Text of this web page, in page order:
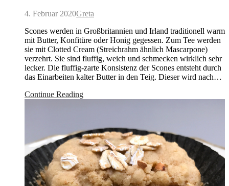
4. Februar 2020Greta
Scones werden in Großbritannien und Irland traditionell warm
mit Butter, Konfitüre oder Honig gegessen. Zum Tee werden
sie mit Clotted Cream (Streichrahm ähnlich Mascarpone)
verzehrt. Sie sind fluffig, weich und schmecken wirklich sehr
lecker. Die fluffig-zarte Konsistenz der Scones entsteht durch
das Einarbeiten kalter Butter in den Teig. Dieser wird nach…
Continue Reading